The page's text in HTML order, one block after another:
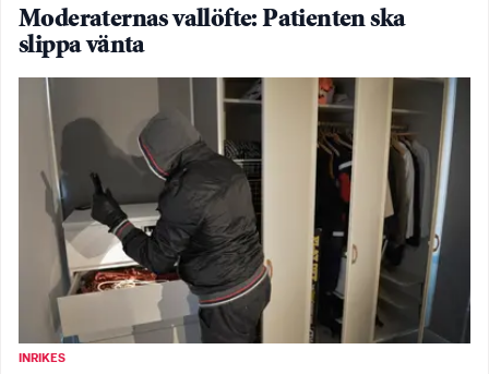
Moderaternas vallöfte: Patienten ska
slippa vänta
INRIKES